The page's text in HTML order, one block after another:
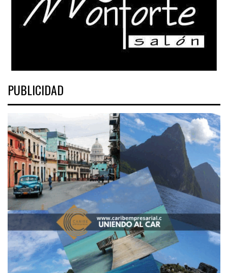
PUBLICIDAD